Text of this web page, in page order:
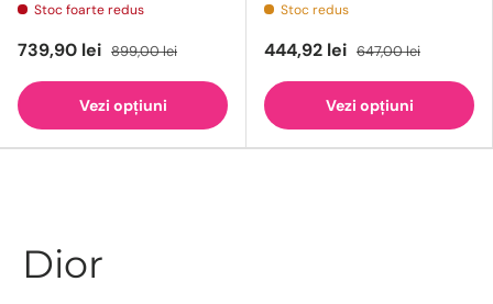
Stoc foarte redus
739,90 lei 899,00 lei
Vezi opțiuni
Stoc redus
444,92 lei 647,00 lei
Vezi opțiuni
Dior